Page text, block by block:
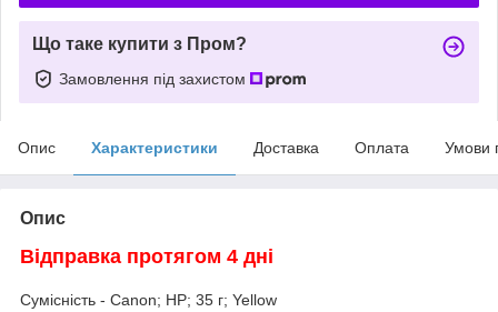
Що таке купити з Пром?
Замовлення під захистом
Опис Характеристики Доставка Оплата Умови
Опис
Відправка протягом 4 дні
Сумісність - Canon; HP; 35 г; Yellow